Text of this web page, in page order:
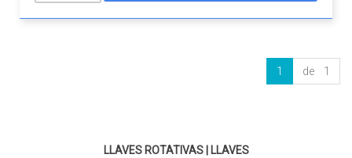
1 de 1
LLAVES ROTATIVAS| LLAVES